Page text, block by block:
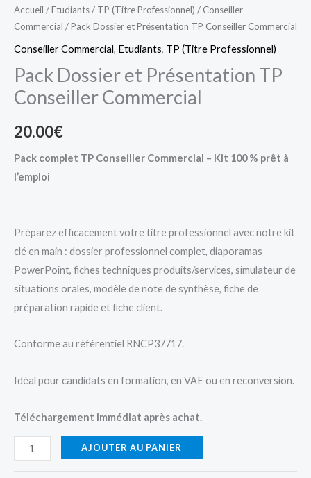
Accueil /Etudiants/ TP (Titre Professionnel) / Conseiller
Commercial / Pack Dossier et Présentation TP Conseiller Commercial
Conseiller Commercial, Etudiants, TP (Titre Professionnel)
Pack Dossier et Présentation TP
Conseiller Commercial
20.00€
Pack complet TP Conseiller Commercial – Kit 100 % prêt à
l’emploi
Préparez efficacement votre titre professionnel avec notre kit
clé en main : dossier professionnel complet, diaporamas
PowerPoint, fiches techniques produits/services, simulateur de
situations orales, modèle de note de synthèse, fiche de
préparation rapide et fiche client.
Conforme au référentiel RNCP37717.
Idéal pour candidats en formation, en VAE ou en reconversion.
Téléchargement immédiat après achat.
AJOUTER AU PANIER